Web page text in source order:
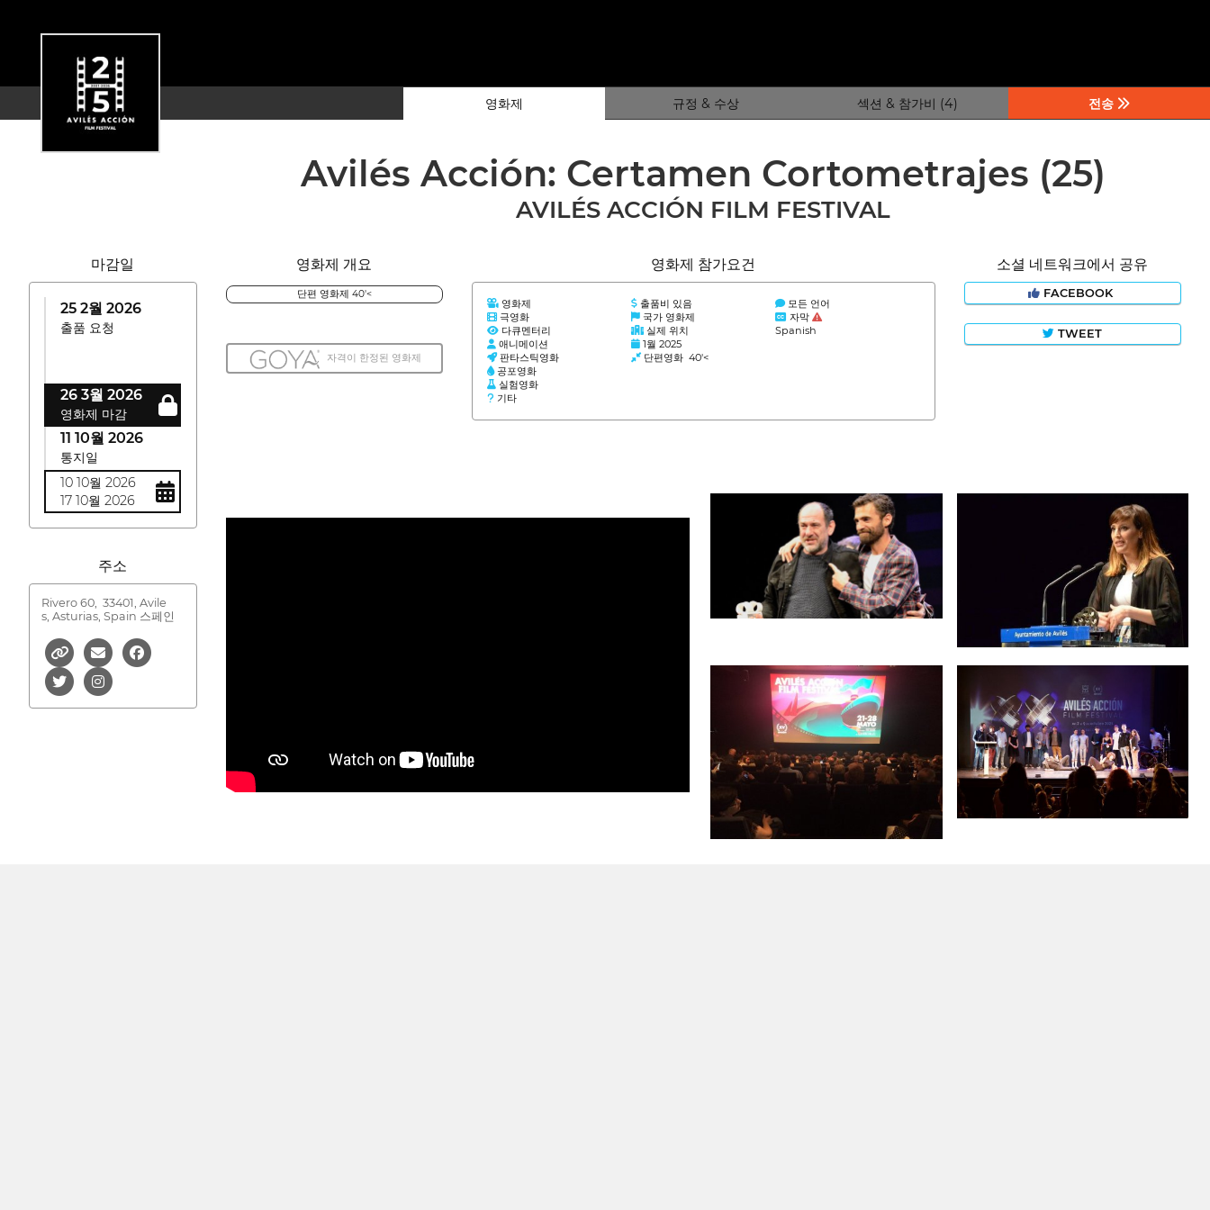
영화제 규정 & 수상 섹션 & 참가비 (4) 전송
Avilés Acción: Certamen Cortometrajes (25)
AVILÉS ACCIÓN FILM FESTIVAL
마감일
25 2월 2026
출품 요청
26 3월 2026
영화제 마감
11 10월 2026
통지일
10 10월 2026
17 10월 2026
주소
Rivero 60, 33401, Avile
s, Asturias, Spain 스페인
영화제 개요
단편 영화제 40'<
자격이 한정된 영화제
영화제 참가요건
영화제
극영화
다큐멘터리
애니메이션
판타스틱영화
공포영화
실험영화
기타
출품비 있음
국가 영화제
실제 위치
1월 2025
단편영화 40'<
모든 언어
자막
Spanish
소셜 네트워크에서 공유
FACEBOOK
TWEET